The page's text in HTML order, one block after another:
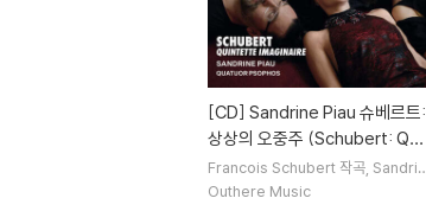
[CD]
상상의 오중주 (Schubert: Qui
ntette imaginaire)
Francois Schubert 작곡 Sandrin
e Piau노래 Psophos Quartet
Outhere Music